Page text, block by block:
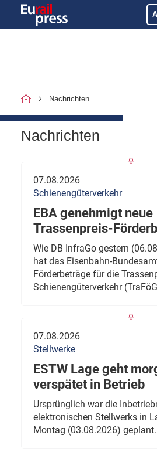
Nachrichten
Nachrichten
07.08.2026
Schienengüterverkehr
EBA genehmigt neue
Trassenpreis-
Wie DB InfraGo gestern
hat das Eisenbahn-
Förderbeträge für die
Schienengüterverkehr
07.08.2026
Stellwerke
ESTW Lage geht
verspätet in Betrieb
Ursprünglich war die
elektronischen Stellwerks in
Montag (03.08.2026) geplant.